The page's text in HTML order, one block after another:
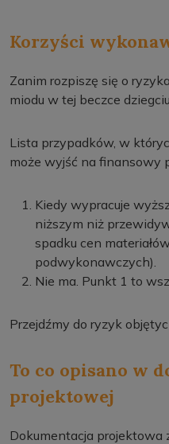
Korzyści
Zanim rozpiszę się o
miodu w tej beczce
Lista przypadków, w
może wyjść na finansowy
Kiedy wypracuje
niższym niż
spadku cen
podwykonawczych).
Nie ma. Punkt 1 to
Przejdźmy do ryzyk
To co opisano w
projektowej
Dokumentacja projektowa